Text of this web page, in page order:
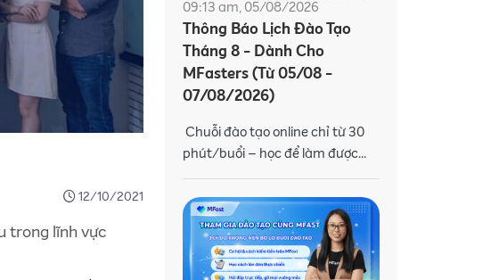
12/10/2021
trong lĩnh vực
09:13 am, 05/08/2026
Thông Báo Lịch Đào Tạo
Tháng 8 - Dành Cho
MFasters (Từ 05/08 -
07/08/2026)
Chuỗi đào tạo online chỉ từ 30
phút/buổi – học để làm được
việc, biết cách lên đơn và gia
tăng thu nhập. Trang bị kiến
thức và kỹ năng